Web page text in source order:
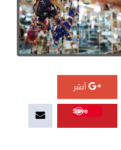
أنشر
Save